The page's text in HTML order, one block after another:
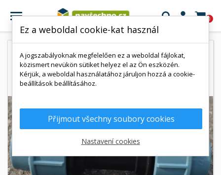
 0
Ez a weboldal cookie-kat használ
A jogszabályoknak megfelelően ez a weboldal fájlokat,
közismert nevükön sütiket helyez el az Ön eszközén.
Kérjük, a weboldal használatához járuljon hozzá a cookie-
beállítások beállításához.
Přijmout všechny soubory cookies
Nastavení cookies